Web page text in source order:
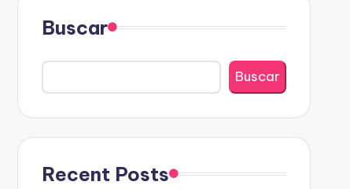
Buscar
Buscar
Recent Posts